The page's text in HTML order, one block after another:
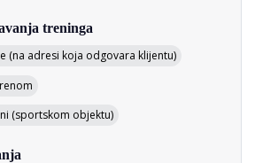
treninga
(na adresi koja odgovara klijentu)
(sportskom objektu)